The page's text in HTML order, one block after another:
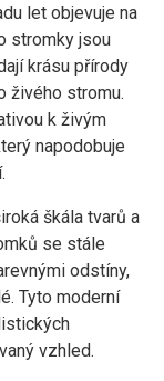
let objevuje na
stromky jsou
krásu přírody
živého stromu.
k živým
napodobuje
škála tvarů a
se stále
odstíny,
Tyto moderní
vzhled.